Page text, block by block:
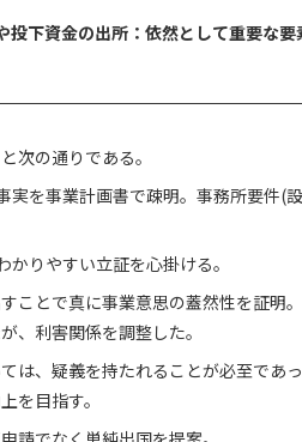
下資金の出所：依然として重要な要
次の通りである。
実を事業計画書で疎明。事務所要件(
りやすい立証を心掛ける。
ことで真に事業意思の蓋然性を証明
、利害関係を調整した。
は、疑義を持たれることが必至であ
を目指す。